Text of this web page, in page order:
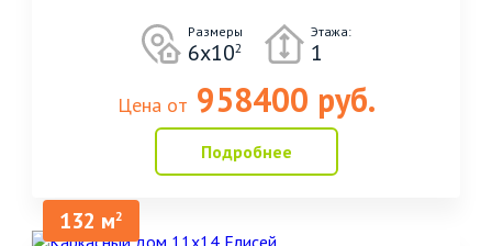
Размеры
6х102
Этажа:
1
Цена от 958400 руб.
Подробнее
132 м2